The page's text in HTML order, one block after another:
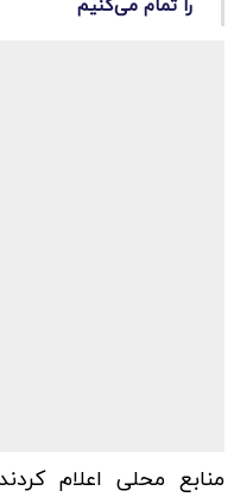
را تمام می‌کنیم
منابع محلی اعلام